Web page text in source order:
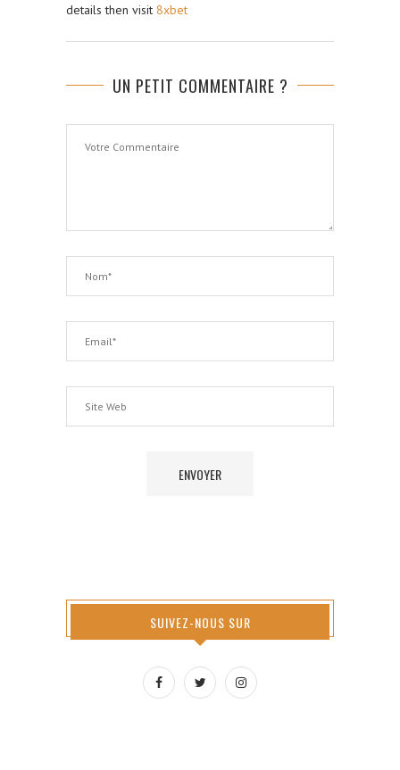
details then visit 8xbet
UN PETIT COMMENTAIRE ?
SUIVEZ-NOUS SUR